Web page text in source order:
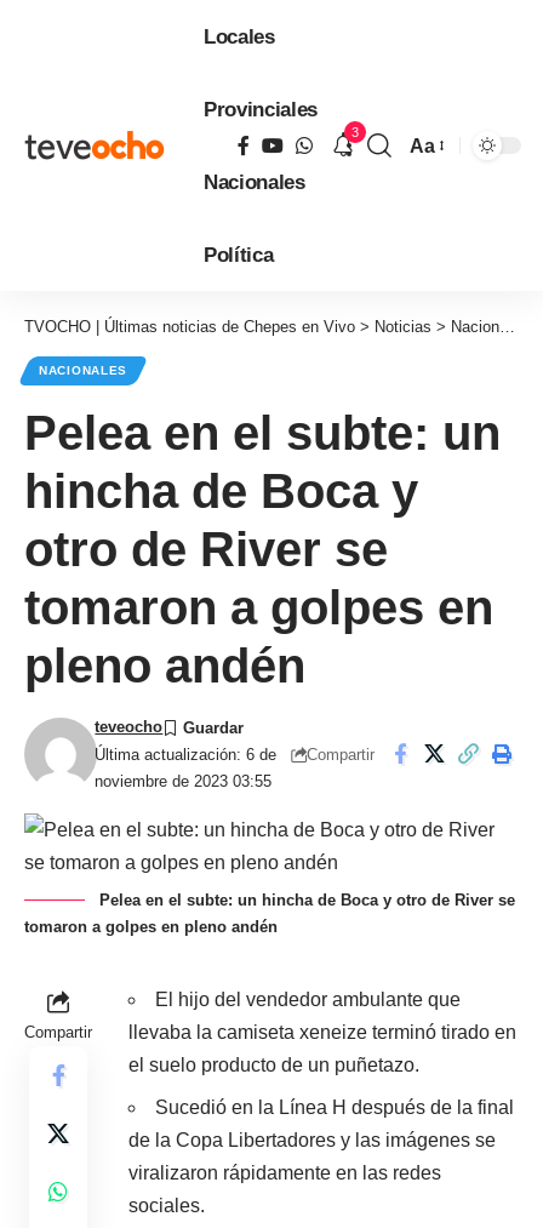
Locales
Provinciales
Nacionales
Política
3
Aa
TVOCHO | Últimas noticias de Chepes en Vivo > Noticias > Nacionales
NACIONALES
Pelea en el subte: un
hincha de Boca y
otro de River se
tomaron a golpes en
pleno andén
Última actualización: 6 de
noviembre de 2023 03:55
teveocho
Compartir
Pelea en el subte: un hincha de Boca y otro de River se
tomaron a golpes en pleno andén
Compartir
El hijo del vendedor ambulante que
llevaba la camiseta xeneize terminó tirado en
el suelo producto de un puñetazo.
Sucedió en la Línea H después de la final
de la Copa Libertadores y las imágenes se
viralizaron rápidamente en las redes
sociales.